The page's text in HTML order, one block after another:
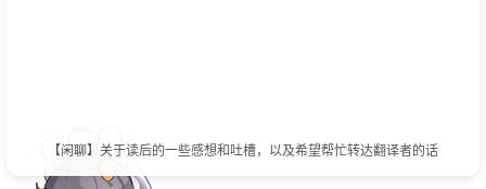
【闲聊】关于读后的一些感想和吐槽，以及希望帮忙转达翻译者的话